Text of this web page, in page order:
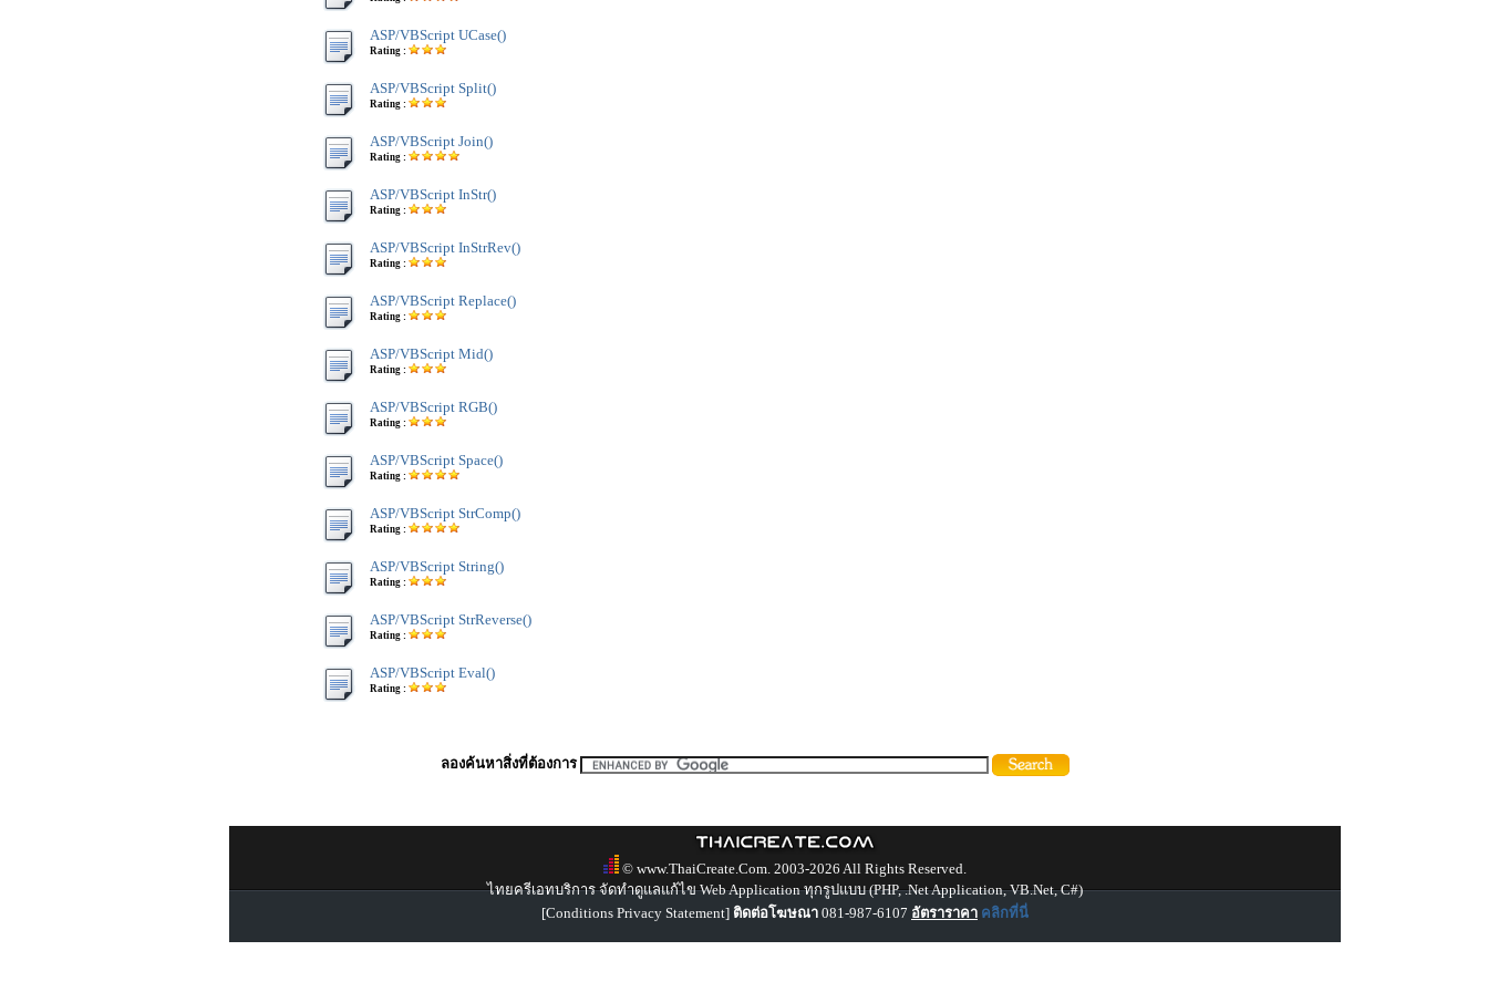
ASP/VBScript UCase()
Rating :
ASP/VBScript Split()
Rating :
ASP/VBScript Join()
Rating :
ASP/VBScript InStr()
Rating :
ASP/VBScript InStrRev()
Rating :
ASP/VBScript Replace()
Rating :
ASP/VBScript Mid()
Rating :
ASP/VBScript RGB()
Rating :
ASP/VBScript Space()
Rating :
ASP/VBScript StrComp()
Rating :
ASP/VBScript String()
Rating :
ASP/VBScript StrReverse()
Rating :
ASP/VBScript Eval()
Rating :
ลองค้นหาสิ่งที่ต้องการ
© www.ThaiCreate.Com. 2003-2026 All Rights Reserved.
ไทยครีเอทบริการ จัดทำดูแลแก้ไข Web Application ทุกรูปแบบ (PHP, .Net Application, VB.Net, C#)
[Conditions Privacy Statement] ติดต่อโฆษณา 081-987-6107 อัตราราคา คลิกที่นี่